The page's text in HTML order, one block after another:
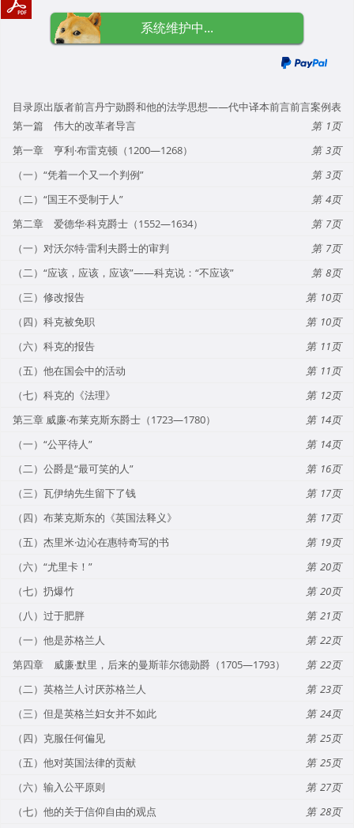
系统维护中...
目录原出版者前言丹宁勋爵和他的法学思想——代中译本前言前言案例表
第一篇 伟大的改革者导言
1
第一章 亨利·布雷克顿（1200—1268）
3
（一）“凭着一个又一个判例”
3
（二）“国王不受制于人”
4
第二章 爱德华·科克爵士（1552—1634）
7
（一）对沃尔特·雷利夫爵士的审判
7
（二）“应该，应该，应该”——科克说：“不应该”
8
（三）修改报告
10
（四）科克被免职
10
（六）科克的报告
11
（五）他在国会中的活动
11
（七）科克的《法理》
12
第三章 威廉·布莱克斯东爵士（1723—1780）
14
（一）“公平待人”
14
（二）公爵是“最可笑的人”
16
（三）瓦伊纳先生留下了钱
17
（四）布莱克斯东的《英国法释义》
17
（五）杰里米·边沁在惠特奇写的书
19
（六）“尤里卡！”
20
（七）扔爆竹
20
（八）过于肥胖
21
（一）他是苏格兰人
22
第四章 威廉·默里，后来的曼斯菲尔德勋爵（1705—1793）
22
（二）英格兰人讨厌苏格兰人
23
（三）但是英格兰妇女并不如此
24
（四）克服任何偏见
25
（五）他对英国法律的贡献
25
（六）输入公平原则
27
（七）他的关于信仰自由的观点
28